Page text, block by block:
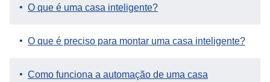
O que é uma casa inteligente?
O que é preciso para montar uma casa inteligente?
Como funciona a automação de uma casa